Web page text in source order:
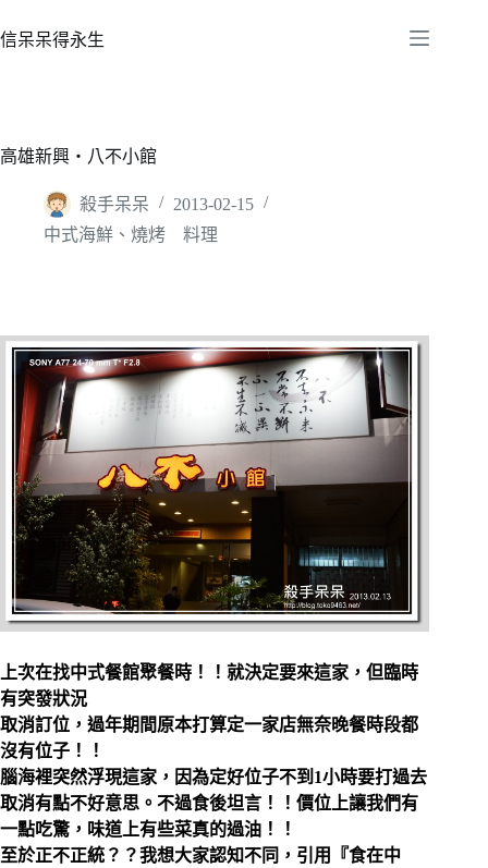
至
容
信呆呆得永生
高雄新興‧八不小館
殺手呆呆
2013-02-15
中式海鮮、燒烤 料理
上次在找中式餐館聚餐時！！就決定要來這家，但臨時
有突發狀況
取消訂位，過年期間原本打算定一家店無奈晚餐時段都
沒有位子！！
腦海裡突然浮現這家，因為定好位子不到1小時要打過去
取消有點不好意思。 不過食後坦言！！價位上讓我們有
一點吃驚，味道上有些菜真的過油！！
至於正不正統？？我想大家認知不同，引用『食在中